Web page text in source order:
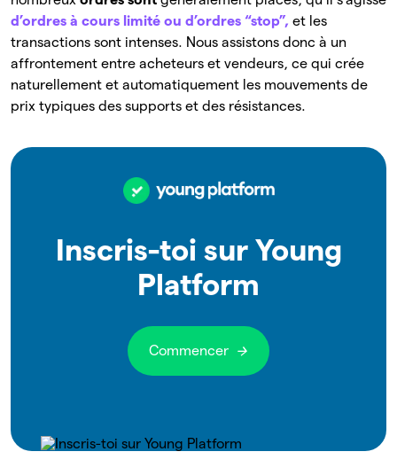
d’ordres à cours limité ou d’ordres “stop”, et les
transactions sont intenses. Nous assistons donc à un
affrontement entre acheteurs et vendeurs, ce qui crée
naturellement et automatiquement les mouvements de
prix typiques des supports et des résistances.
Inscris-toi sur Young
Platform
Commencer